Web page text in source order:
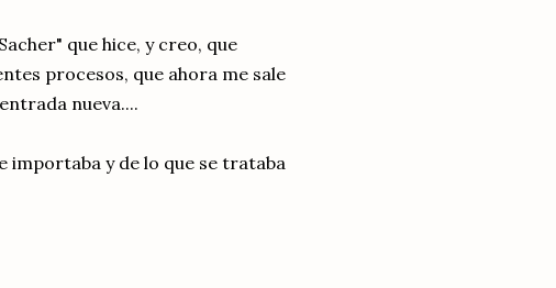
que hice, y creo, que
procesos, que ahora me sale
nueva....
importaba y de lo que se trataba